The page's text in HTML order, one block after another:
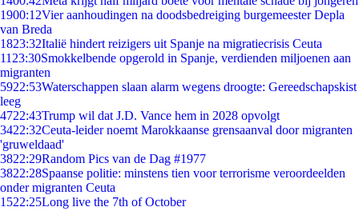
1900:12Vier aanhoudingen na doodsbedreiging burgemeester Depla
van Breda
1823:32Italië hindert reizigers uit Spanje na migratiecrisis Ceuta
11 23:30Smokkelbende opgerold in Spanje, verdienden miljoenen aan
migranten
5922:53Waterschappen slaan alarm wegens droogte: Gereedschapskist
leeg
4722:43Trump wil dat J.D. Vance hem in 2028 opvolgt
3422:32Ceuta-leider noemt Marokkaanse grensaanval door migranten
'gruweldaad'
3822:29Random Pics van de Dag #1977
3822:28Spaanse politie: minstens tien voor terrorisme veroordeelden
onder migranten Ceuta
1522:25Long live the 7th of October